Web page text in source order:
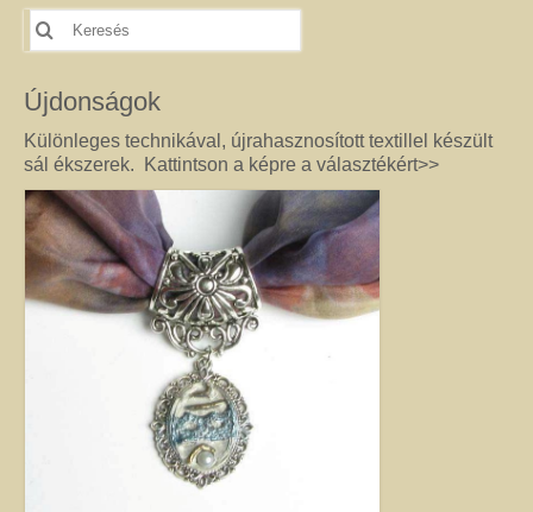
örömöt szerez.
Drót ékszer
egyéniség sem. A kőbefoglalással készült ékszernél nem csak a kő színe és
alkotás közben derül ki, hogy mit kíván a kő, és hogyan lehet biztossá tenni
a foglalatot.) Még akkor sem tudom garantálni, hogy az adott modellből
készült darabok egyformák lesznek, ha a kövek ugyanolyan formára
csiszoltak. A drót sosem hajlik egyformán. (Többek között ettől és az alkotói
fantáziától egyedi a kézműves Harmónia Ékszer.) A kőbefoglalásos
ékszereket gondosan válogatott valódi ásvány, féldrágakő, kristály
felhasználásával készítem, így a gyógyító kövek minden vélt vagy tapasztalt
pozitív hatásával rendelkeznek. (Néha gyöngy, strassz vagy fém díszítést is
alkalmazok, hogy a végeredmény még egyedibb legyen. Sőt, ásvány nélkül,
csak drót felhasználásával is tudok szépséget alkotni. Ezt később mutatom
meg Önnek.) Ha szeretne valóban egyedi ékszert magának, akkor ebben a
kategóriában megtalálja azt, amely kiemeli egyénisége szépségét. Ha
ajándék ötletek miatt kereste fel ezt az oldalt, akkor jó helyen jár. Az egyedi,
kézimunkával készült alkotás mindig értéket képvisel. Remek ajándék
Keresés
erre:
Újdonságok
Különleges technikával, újrahasznosított textillel készült
sál ékszerek. Kattintson a képre a választékért>>